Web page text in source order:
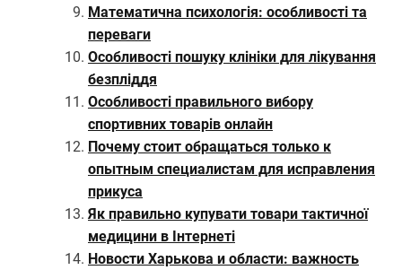
Математична психологія: особливості та
переваги
Особливості пошуку клініки для лікування
безпліддя
Особливості правильного вибору
спортивних товарів онлайн
Почему стоит обращаться только к
опытным специалистам для исправления
прикуса
Як правильно купувати товари тактичної
медицини в Інтернеті
Новости Харькова и области: важность